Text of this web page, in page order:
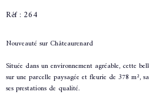
Réf : 264
Nouveauté sur Châteaurenard
Située dans un environnement agréable, cette
sur une parcelle paysagée et fleurie de 378 m²,
ses prestations de qualité.